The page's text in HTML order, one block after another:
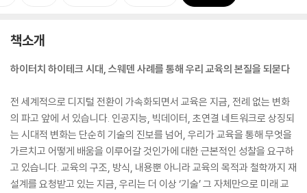
책소개
하이터치 하이테크 시대, 스웨덴 사례를 통해 우리 교육의 본질을 되묻다
전 세계적으로 디지털 전환이 가속화되면서 교육은 지금, 전례 없는 변화
의 파고 앞에 서 있습니다. 인공지능, 빅데이터, 초연결 네트워크로 상징되
는 시대적 변화는 단순히 기술의 진보를 넘어, 우리가 교육을 통해 무엇을
가르치고 어떻게 배움을 이루어갈 것인가에 대한 근본적인 성찰을 요구하
고 있습니다. 교육의 구조, 방식, 내용뿐 아니라 교육의 목적과 철학까지 재
설계를 요청받고 있는 지금, 우리는 더 이상 ‘기술’ 그 자체만으로 미래 교